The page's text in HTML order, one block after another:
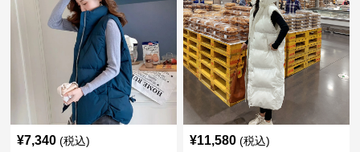
¥7,340 (税込) ¥11,580 (税込)